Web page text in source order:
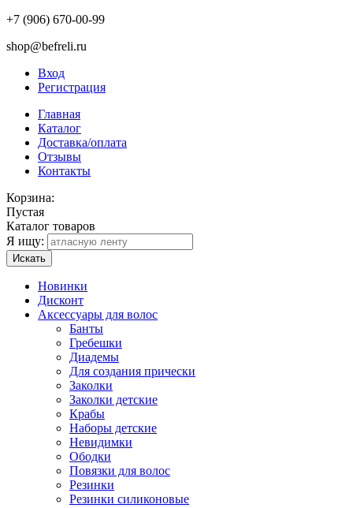
+7 (906) 670-00-99
shop@befreli.ru
Вход
Регистрация
Главная
Каталог
Доставка/оплата
Отзывы
Контакты
Корзина:
Пустая
Каталог товаров
Я ищу:
Искать
Новинки
Дисконт
Аксессуары для волос
Банты
Гребешки
Диадемы
Для создания прически
Заколки
Заколки детские
Крабы
Наборы детские
Невидимки
Ободки
Повязки для волос
Резинки
Резинки силиконовые